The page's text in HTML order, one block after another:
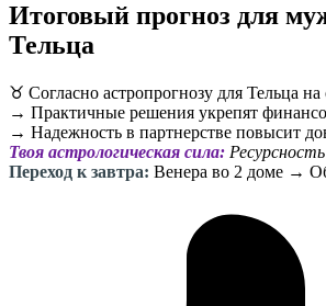
Итоговый прогноз для
Тельца
♉️ Согласно астропрогнозу для Тельца на
→ Практичные решения укрепят
→ Надежность в партнерстве повысит
Твоя астрологическая сила:
Переход к завтра: Венера во 2 доме →